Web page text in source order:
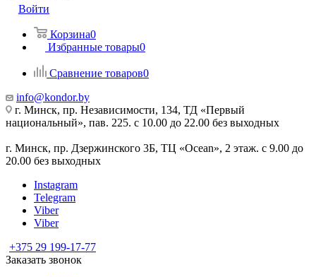
Войти
Корзина0
Избранные товары0
Сравнение товаров0
info@kondor.by
г. Минск, пр. Независимости, 134, ТД «Первый
национальный», пав. 225. с 10.00 до 22.00 без выходных
г. Минск, пр. Дзержинского 3Б, ТЦ «Ocean», 2 этаж. с 9.00 до
20.00 без выходных
Instagram
Telegram
Viber
Viber
+375 29 199-17-77
Заказать звонок